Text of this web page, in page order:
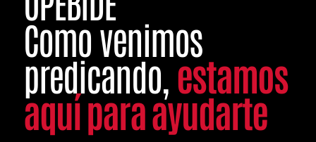
Como venimos
predicando, estamos
aquí para ayudarte